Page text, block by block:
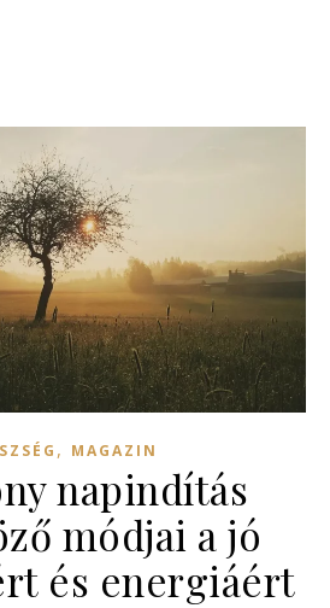
, MAGAZIN
napindítás
módjai a jó
és energiáért